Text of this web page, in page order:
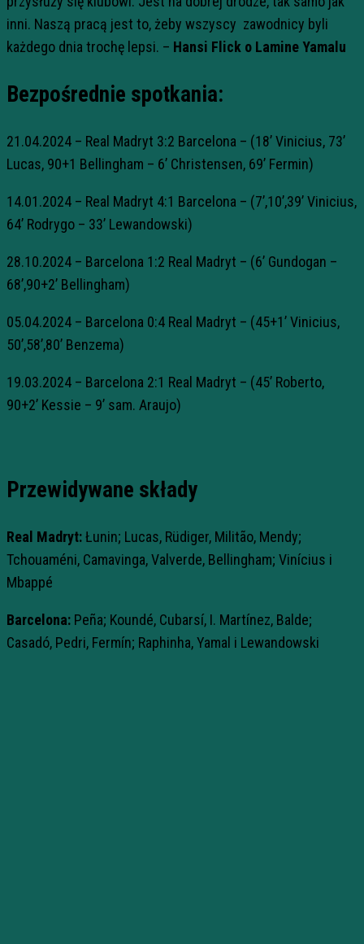
inni. Naszą pracą jest to, żeby wszyscy zawodnicy byli
każdego dnia trochę lepsi. – Hansi Flick o Lamine Yamalu
Bezpośrednie spotkania:
21.04.2024 – Real Madryt 3:2 Barcelona – (18’ Vinicius, 73’
Lucas, 90+1 Bellingham – 6’ Christensen, 69’ Fermin)
14.01.2024 – Real Madryt 4:1 Barcelona – (7’,10’,39’ Vinicius,
64’ Rodrygo – 33’ Lewandowski)
28.10.2024 – Barcelona 1:2 Real Madryt – (6’ Gundogan –
68’,90+2’ Bellingham)
05.04.2024 – Barcelona 0:4 Real Madryt – (45+1’ Vinicius,
50’,58’,80’ Benzema)
19.03.2024 – Barcelona 2:1 Real Madryt – (45’ Roberto,
90+2’ Kessie – 9’ sam. Araujo)
Przewidywane składy
Real Madryt:Łunin; Lucas, Rüdiger, Militão, Mendy;
Tchouaméni, Camavinga, Valverde, Bellingham; Vinícius i
Mbappé
Barcelona: Peña; Koundé, Cubarsí, I. Martínez, Balde;
Casadó, Pedri, Fermín; Raphinha, Yamal i Lewandowski